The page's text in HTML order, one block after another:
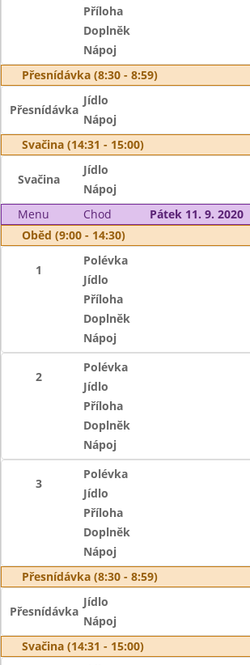
Příloha
Doplněk
Nápoj
Přesnídávka (8:30 - 8:59)
Přesnídávka
Jídlo
Nápoj
Svačina (14:31 - 15:00)
Svačina
Jídlo
Nápoj
Menu
Chod
Pátek 11. 9. 2020
Oběd (9:00 - 14:30)
1
Polévka
Jídlo
Příloha
Doplněk
Nápoj
2
Polévka
Jídlo
Příloha
Doplněk
Nápoj
3
Polévka
Jídlo
Příloha
Doplněk
Nápoj
Přesnídávka (8:30 - 8:59)
Přesnídávka
Jídlo
Nápoj
Svačina (14:31 - 15:00)